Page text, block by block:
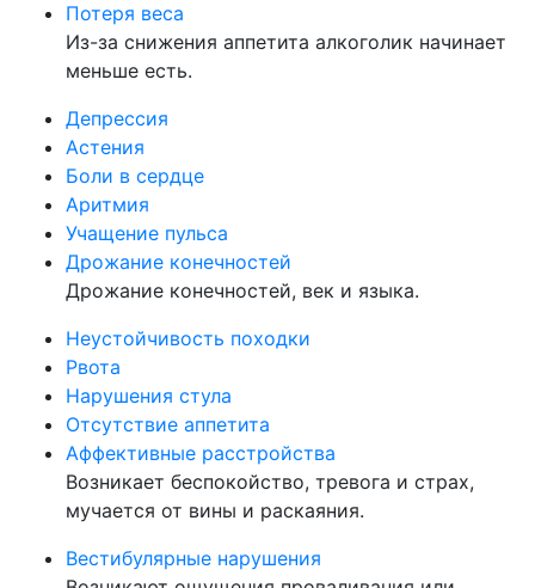
Потеря веса
Из-за снижения аппетита алкоголик начинает
меньше есть.
Депрессия
Астения
Боли в сердце
Аритмия
Учащение пульса
Дрожание конечностей
Дрожание конечностей, век и языка.
Неустойчивость походки
Рвота
Нарушения стула
Отсутствие аппетита
Аффективные расстройства
Возникает беспокойство, тревога и страх,
мучается от вины и раскаяния.
Вестибулярные нарушения